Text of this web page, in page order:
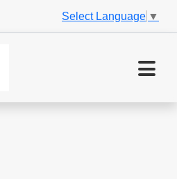
Select Language ▼